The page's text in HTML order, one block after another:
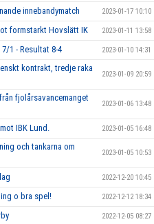
innebandymatch 2023-01-17 10:10
formstarkt Hovslätt IK 2023-01-11 13:58
1 - Resultat 8-4 2023-01-10 14:31
kontrakt, tredje raka
2023-01-09 20:59
fjolårsavancemanget
2023-01-06 13:48
IBK Lund. 2023-01-05 16:48
och tankarna om
2023-01-05 10:53
2022-12-20 10:45
o bra spel! 2022-12-12 18:34
2022-12-05 08:27